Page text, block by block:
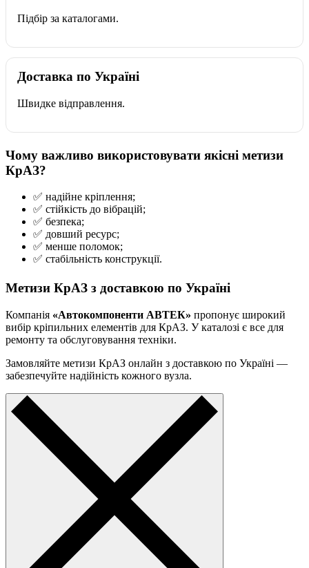
Підбір за каталогами.
Доставка по Україні
Швидке відправлення.
Чому важливо використовувати якісні метизи
КрАЗ?
✅ надійне кріплення;
✅ стійкість до вібрацій;
✅ безпека;
✅ довший ресурс;
✅ менше поломок;
✅ стабільність конструкції.
Метизи КрАЗ з доставкою по Україні
Компанія «Автокомпоненти АВТЕК» пропонує широкий
вибір кріпильних елементів для КрАЗ. У каталозі є все для
ремонту та обслуговування техніки.
Замовляйте метизи КрАЗ онлайн з доставкою по Україні —
забезпечуйте надійність кожного вузла.